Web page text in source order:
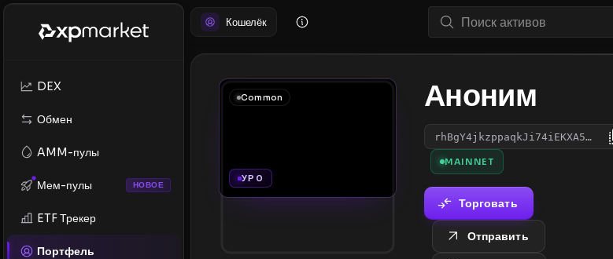
DEX
Обмен
AMM-пулы
Мем-пулы НОВОЕ
ETF Трекер
Портфель
Кошелёк
Common
УР 0
Аноним
rhBgY4jkzppaqkJi74iEKXA5JpVGwJ9Xhj
MAINNET
Торговать
Отправить